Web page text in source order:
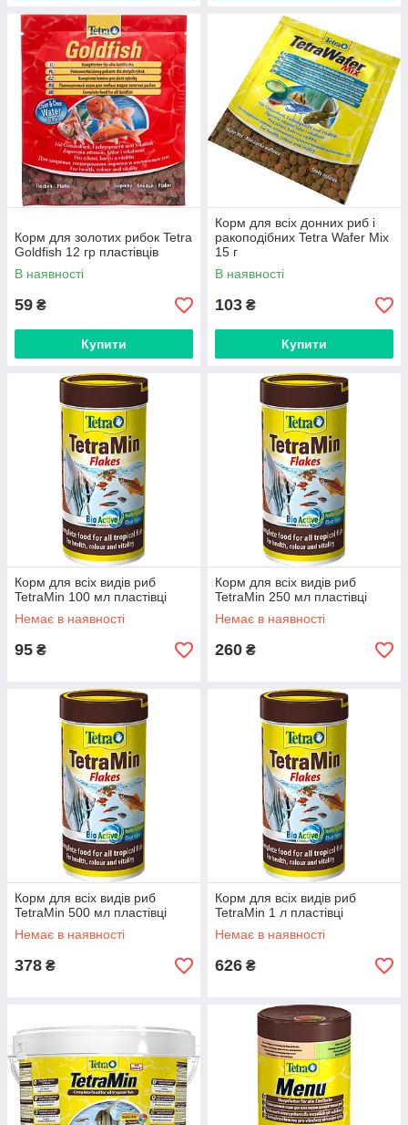
Корм для золотих рибок Tetra
Goldfish 12 гр пластівців
В наявності
59 ₴
Купити
Корм для всіх донних риб і
ракоподібних Tetra Wafer Mix
15 г
В наявності
103 ₴
Купити
Корм для всіх видів риб
TetraMin 100 мл пластівці
Немає в наявності
95 ₴
Корм для всіх видів риб
TetraMin 250 мл пластівці
Немає в наявності
260 ₴
Корм для всіх видів риб
TetraMin 500 мл пластівці
Немає в наявності
378 ₴
Корм для всіх видів риб
TetraMin 1 л пластівці
Немає в наявності
626 ₴